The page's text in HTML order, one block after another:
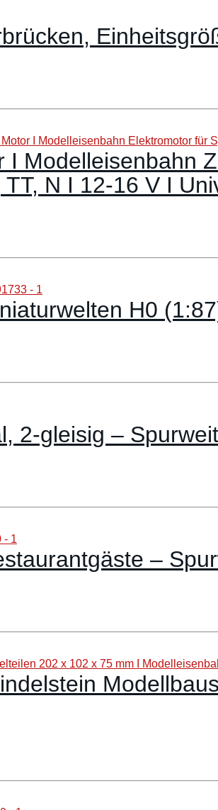
I Modelleisenbahn
N I 12-16 V I
H0
2-gleisig –
–